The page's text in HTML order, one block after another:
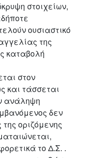
στοιχείων,
ουσιαστικό
της
καταβολή
στον
και τάσσεται
ανάληψη
δεν
οριζόμενης
το Δ.Σ. .